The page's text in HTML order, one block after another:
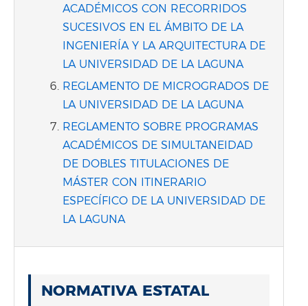
ACADÉMICOS CON RECORRIDOS
SUCESIVOS EN EL ÁMBITO DE LA
INGENIERÍA Y LA ARQUITECTURA DE
LA UNIVERSIDAD DE LA LAGUNA
REGLAMENTO DE MICROGRADOS DE
LA UNIVERSIDAD DE LA LAGUNA
REGLAMENTO SOBRE PROGRAMAS
ACADÉMICOS DE SIMULTANEIDAD
DE DOBLES TITULACIONES DE
MÁSTER CON ITINERARIO
ESPECÍFICO DE LA UNIVERSIDAD DE
LA LAGUNA
NORMATIVA ESTATAL